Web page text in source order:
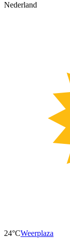
Nederland
24°CWeerplaza